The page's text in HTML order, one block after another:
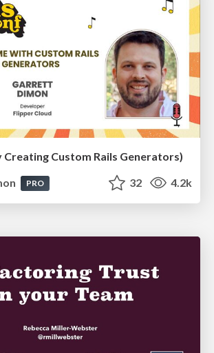
Creating Custom Rails Generators)
PRO 32 4.2k